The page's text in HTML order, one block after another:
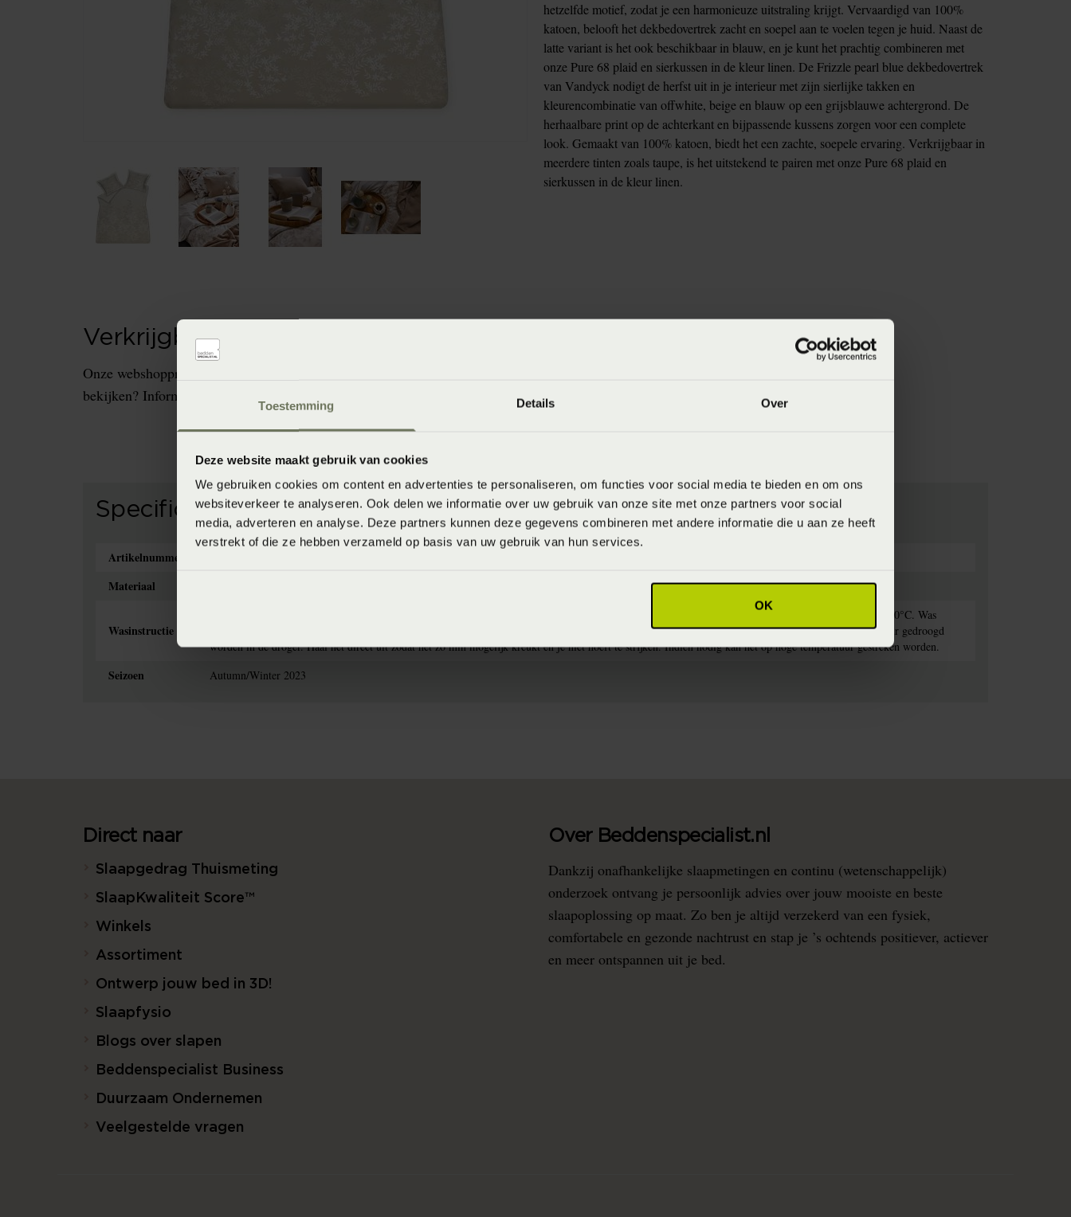
Toestemming Details Over
Deze website maakt gebruik van cookies
We gebruiken cookies om content en advertenties te personaliseren, om functies voor social media te bieden en om ons
websiteverkeer te analyseren. Ook delen we informatie over uw gebruik van onze site met onze partners voor social
media, adverteren en analyse. Deze partners kunnen deze gegevens combineren met andere informatie die u aan ze heeft
verstrekt of die ze hebben verzameld op basis van uw gebruik van hun services.
OK
hetzelfde motief, zodat je een harmonieuze uitstraling krijgt. Vervaardigd van 100%
katoen, belooft het dekbedovertrek zacht en soepel aan te voelen tegen je huid. Naast de
latte variant is het ook beschikbaar in blauw, en je kunt het prachtig combineren met
onze Pure 68 plaid en sierkussen in de kleur linen. De Frizzle pearl blue dekbedovertrek
van Vandyck nodigt de herfst uit in je interieur met zijn sierlijke takken en
kleurencombinatie van offwhite, beige en blauw op een grijsblauwe achtergrond. De
herhaalbare print op de achterkant en bijpassende kussens zorgen voor een complete
look. Gemaakt van 100% katoen, biedt het een zachte, soepele ervaring. Verkrijgbaar in
meerdere tinten zoals taupe, is het uitstekend te pairen met onze Pure 68 plaid en
sierkussen in de kleur linen.
Verkrijgbaarheid in de winkels
Onze webshopproducten zijn niet altijd verkrijgbaar in de winkel. Wil je het product in de winkel
bekijken? Informeer dan eerst naar de beschikbaarheid.
Specificaties
Artikelnummer
Materiaal
Wasinstructie
Het is aan te bevelen om dekbedovertrekken met donkere kleuren te wassen op maximaal 40°C en dekbedovertrekken met lichte kleuren op maximaal 60°C. Was
binnenstebuiten zodat de kleuren mooi blijven en je zo lang mogelijk van het dekbedovertrek kunt genieten. Het dekbedovertrek kan op lage temperatuur gedroogd
worden in de droger. Haal het direct uit zodat het zo min mogelijk kreukt en je niet hoeft te strijken. Indien nodig kan het op hoge temperatuur gestreken worden.
Seizoen Autumn/Winter 2023
Direct naar
Slaapgedrag Thuismeting
SlaapKwaliteit Score™
Winkels
Assortiment
Ontwerp jouw bed in 3D!
Slaapfysio
Blogs over slapen
Beddenspecialist Business
Duurzaam Ondernemen
Veelgestelde vragen
Over Beddenspecialist.nl
Dankzij onafhankelijke slaapmetingen en continu (wetenschappelijk)
onderzoek ontvang je persoonlijk advies over jouw mooiste en beste
slaapoplossing op maat. Zo ben je altijd verzekerd van een fysiek,
comfortabele en gezonde nachtrust en stap je ’s ochtends positiever, actiever
en meer ontspannen uit je bed.